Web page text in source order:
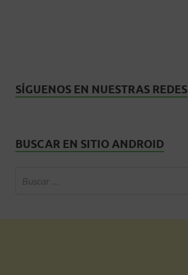
SÍGUENOS EN NUESTRAS REDES
BUSCAR EN SITIO ANDROID